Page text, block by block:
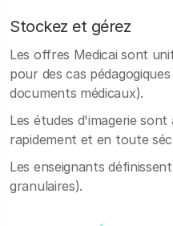
Stockez et gérez
Les offres Medicai sont
pour des cas
documents médicaux).
Les études d'imagerie
rapidement et en toute
Les enseignants
granulaires).